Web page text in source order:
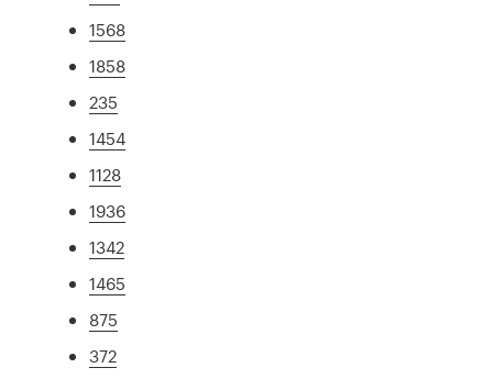
1568
1858
235
1454
1128
1936
1342
1465
875
372